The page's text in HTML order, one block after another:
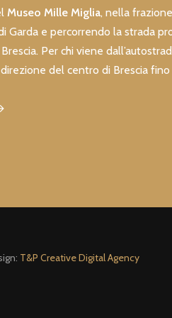
Museo Mille Miglia, nella
Garda e percorrendo la strada
Per chi viene
del centro di Brescia fino
T&P Creative Digital Agency